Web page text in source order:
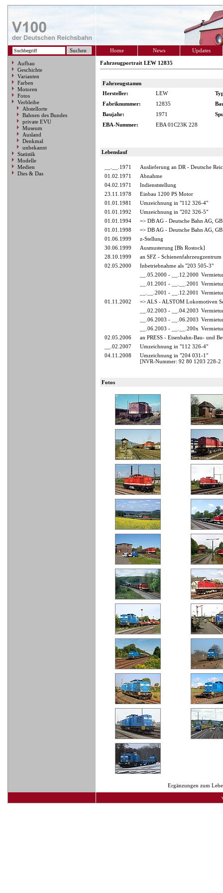
Home News Updates
Aufbau
Geschichte
Varianten
Farben
Motoren
Fotos
Verbleibe
Abstellorte
Bahnen des Bundes
private EVU
Museum
Ausland
Denkmal
unbekannt
Statistik
Modelle
Medien
Dies & Das
Fahrzeugportrait LEW 12835
Fahrzeugstamm
Hersteller:
LEW
Fabriknummer:
12835
Baujahr:
1971
EBA-Nummer:
EBA 01C23K 228
Lebenslauf
__.__.1971
Auslieferung an DR - Deutsche
01.02.1971
Abnahme
04.02.1971
Indienststellung
23.11.1978
Einbau 1200 PS Motor
01.01.1981
Umzeichnung in "112 326-4"
01.01.1992
Umzeichnung in "202 326-5"
01.01.1994
=> DB AG - Deutsche Bahn AG,
01.01.1998
=> DB AG - Deutsche Bahn AG,
01.06.1999
z-Stellung
30.06.1999
Ausmusterung [Bh Rostock]
28.10.1999
an SFZ -
02.05.2000
Inbetriebnahme als "203 505-3"
__.05.2000 - __.12.2000
__.01.2001 - __.__.2001
__.__.2001 - __.12.2001
01.11.2002
=> ALS - ALSTOM Lokomotiven
__.02.2003 - __.04.2003
__.06.2003 - __.06.2003
__.06.2003 - __.__.200x
02.05.2006
an PRESS - Eisenbahn-Bau- und
__.02.2007
Umzeichnung in "112 326-4"
04.11.2008
Umzeichnung in "204 031-1"
[NVR-Nummer: 92 80 1203 228-2
Fotos
Ergänzungen zum